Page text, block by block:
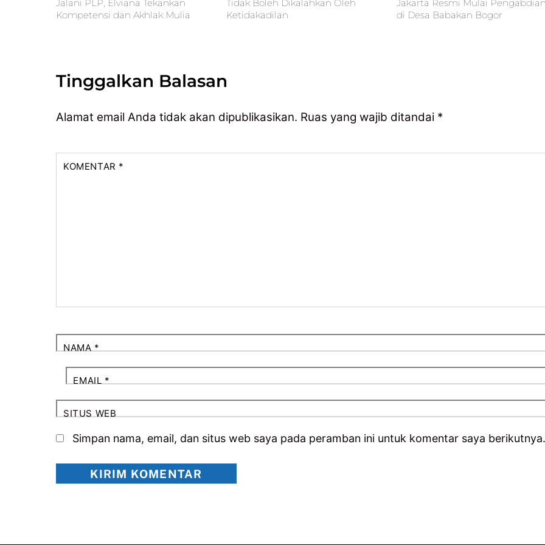
Jalani PLP, Elviana Tekankan
Kompetensi dan Akhlak Mulia
Tidak Boleh Dikalahkan Oleh
Ketidakadilan
Jakarta Resmi Mulai
di Desa Babakan Bogor
Tinggalkan Balasan
Alamat email Anda tidak akan dipublikasikan. Ruas yang wajib ditandai *
KOMENTAR *
NAMA*
EMAIL*
SITUS WEB
Simpan nama, email, dan situs web saya pada peramban ini untuk komentar saya